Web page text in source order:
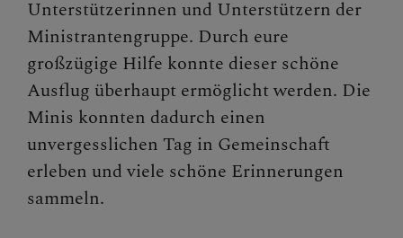
Unterstützerinnen und Unterstützern der
Ministrantengruppe. Durch eure
großzügige Hilfe konnte dieser schöne
Ausflug überhaupt ermöglicht werden. Die
Minis konnten dadurch einen
unvergesslichen Tag in Gemeinschaft
erleben und viele schöne Erinnerungen
sammeln.